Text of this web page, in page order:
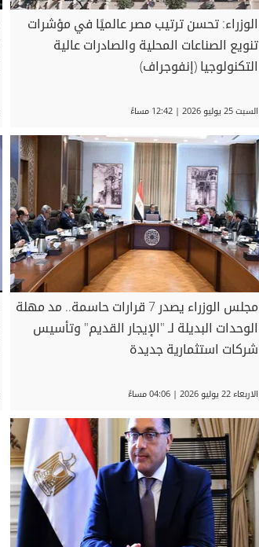
الوزراء: تحسن ترتيب مصر عالميًا في مؤشرات
تنويع الصناعات المحلية والصادرات عالية
التكنولوجيا (إنفوجراف)
السبت 25 يوليو 2026 | 12:42 مساءً
مجلس الوزراء يصدر 7 قرارات حاسمة.. مد مهلة
الوحدات البديلة لـ "الإيجار القديم" وتأسيس
شركات استثمارية جديدة
الاربعاء 22 يوليو 2026 | 04:06 مساءً